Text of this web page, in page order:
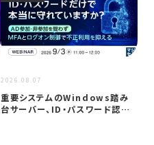
2026.08.07
重要システムのWindows踏み
台サーバー、ID・パスワード認証